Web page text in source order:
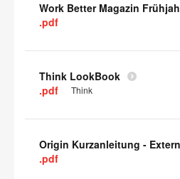
.pdf
Think LookBook
.pdf
Think
Origin Kurzanleitung -
.pdf